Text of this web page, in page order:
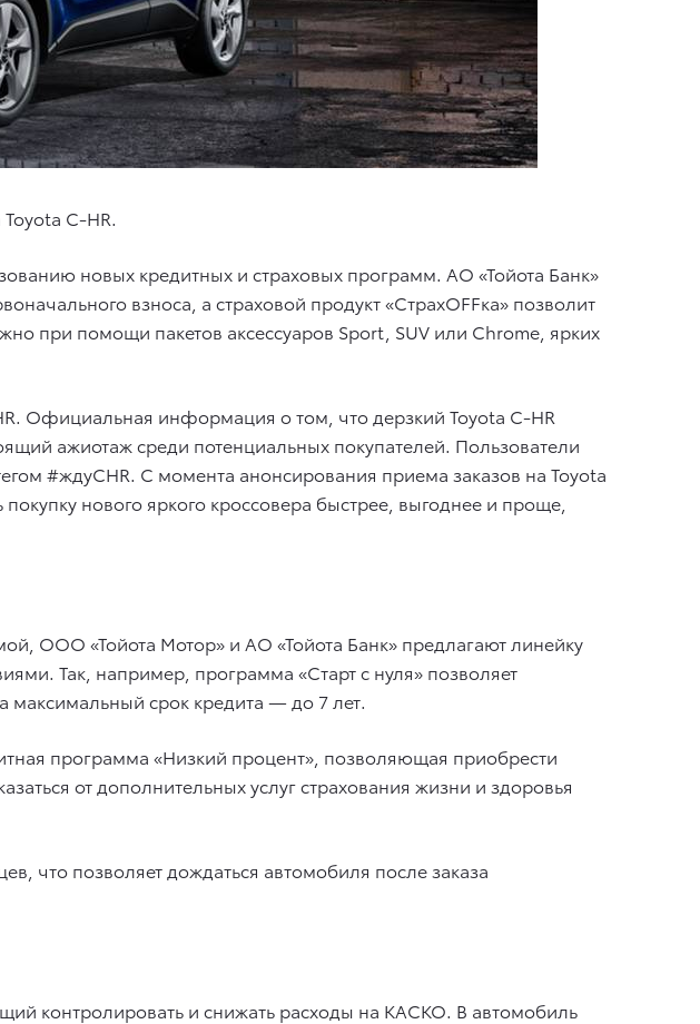
C-HR.
новых кредитных и страховых программ. АО «Тойота Банк»
взноса, а страховой продукт «СтрахOFFка» позволит
при помощи пакетов аксессуаров Sport, SUV или Chrome, ярких
Официальная информация о том, что дерзкий Toyota C-HR
ажиотаж среди потенциальных покупателей. Пользователи
#ждуCHR. С момента анонсирования приема заказов на Toyota
нового яркого кроссовера быстрее, выгоднее и проще,
ООО «Тойота Мотор» и АО «Тойота Банк» предлагают линейку
Так, например, программа «Старт с нуля» позволяет
максимальный срок кредита — до 7 лет.
программа «Низкий процент», позволяющая приобрести
от дополнительных услуг страхования жизни и здоровья
что позволяет дождаться автомобиля после заказа
контролировать и снижать расходы на КАСКО. В автомобиль